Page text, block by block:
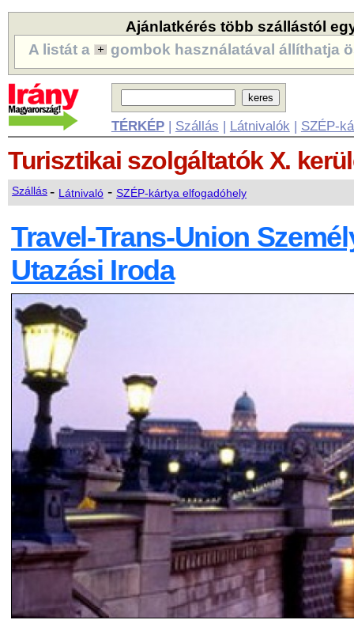
Ajánlatkérés több szállástól
A listát a
gombok használatával állíthatja
TÉRKÉP| Szállás | Látnivalók | SZÉP-
Turisztikai szolgáltatók X.
Szállás- Látnivaló - SZÉP-kártya elfogadóhely
Travel-Trans-Union
Utazási Iroda